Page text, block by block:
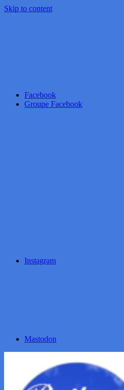
Skip to content
Facebook
Groupe Facebook
Instagram
Mastodon